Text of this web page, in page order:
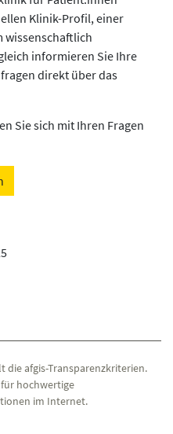
Klinik-Profil, einer
wissenschaftlich
informieren Sie Ihre
direkt über das
Sie sich mit Ihren Fragen
die afgis-Transparenzkriterien.
hochwertige
im Internet.